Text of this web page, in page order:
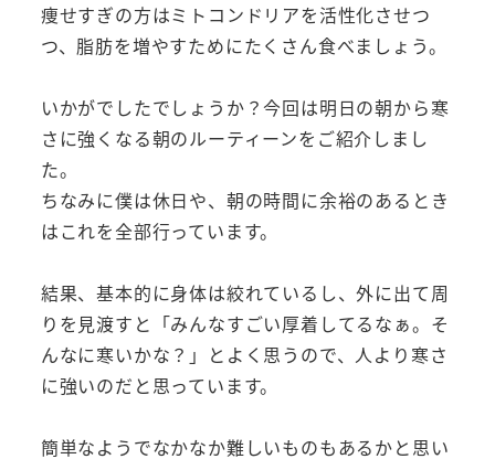
痩せすぎの方はミトコンドリアを活性化させつ
つ、脂肪を増やすためにたくさん食べましょう。
いかがでしたでしょうか？今回は明日の朝から寒
さに強くなる朝のルーティーンをご紹介しまし
た。
ちなみに僕は休日や、朝の時間に余裕のあるとき
はこれを全部行っています。
結果、基本的に身体は絞れているし、外に出て周
りを見渡すと「みんなすごい厚着してるなぁ。そ
んなに寒いかな？」とよく思うので、人より寒さ
に強いのだと思っています。
簡単なようでなかなか難しいものもあるかと思い